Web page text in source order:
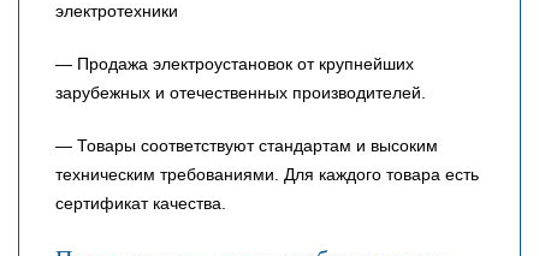
электротехники
— Продажа электроустановок от крупнейших
зарубежных и отечественных производителей.
— Товары соответствуют стандартам и высоким
техническим требованиями. Для каждого товара есть
сертификат качества.